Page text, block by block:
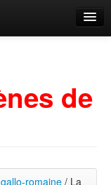
de
romaine / La